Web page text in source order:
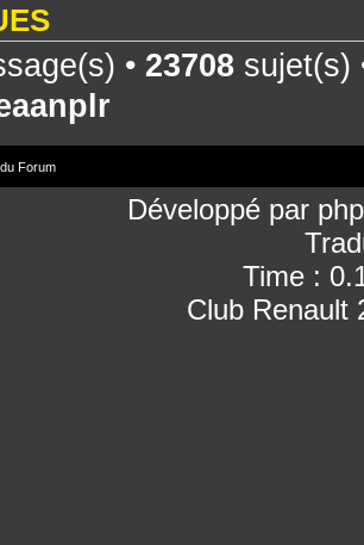
• 23708 sujet(s)
Forum
Développé par
Time :
Club Renault